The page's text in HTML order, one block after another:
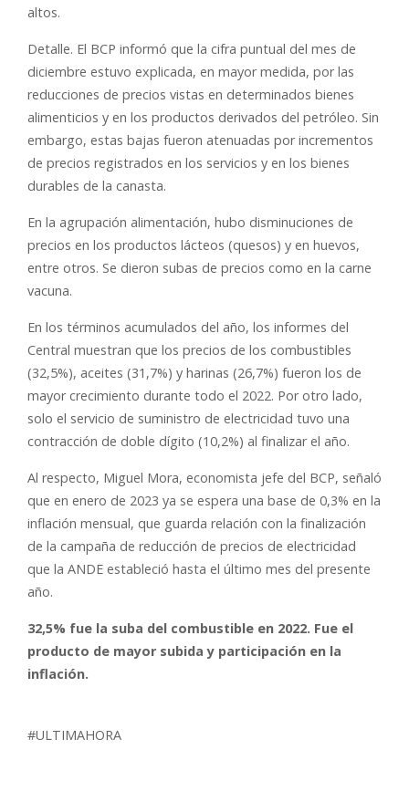
altos.
Detalle. El BCP informó que la cifra puntual del mes de
diciembre estuvo explicada, en mayor medida, por las
reducciones de precios vistas en determinados bienes
alimenticios y en los productos derivados del petróleo. Sin
embargo, estas bajas fueron atenuadas por incrementos
de precios registrados en los servicios y en los bienes
durables de la canasta.
En la agrupación alimentación, hubo disminuciones de
precios en los productos lácteos (quesos) y en huevos,
entre otros. Se dieron subas de precios como en la carne
vacuna.
En los términos acumulados del año, los informes del
Central muestran que los precios de los combustibles
(32,5%), aceites (31,7%) y harinas (26,7%) fueron los de
mayor crecimiento durante todo el 2022. Por otro lado,
solo el servicio de suministro de electricidad tuvo una
contracción de doble dígito (10,2%) al finalizar el año.
Al respecto, Miguel Mora, economista jefe del BCP, señaló
que en enero de 2023 ya se espera una base de 0,3% en la
inflación mensual, que guarda relación con la finalización
de la campaña de reducción de precios de electricidad
que la ANDE estableció hasta el último mes del presente
año.
32,5% fue la suba del combustible en 2022. Fue el
producto de mayor subida y participación en la
inflación.
#ULTIMAHORA